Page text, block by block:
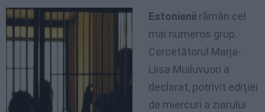
Estonienii rămân cel
mai numeros grup.
Cercetătorul Marja-
Liisa Muiluvuori a
declarat, potrivit ediţiei
de miercuri a ziarului